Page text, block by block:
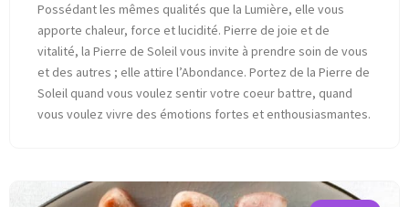
Possédant les mêmes qualités que la Lumière, elle vous
apporte chaleur, force et lucidité. Pierre de joie et de
vitalité, la Pierre de Soleil vous invite à prendre soin de vous
et des autres ; elle attire l’Abondance. Portez de la Pierre de
Soleil quand vous voulez sentir votre coeur battre, quand
vous voulez vivre des émotions fortes et enthousiasmantes.